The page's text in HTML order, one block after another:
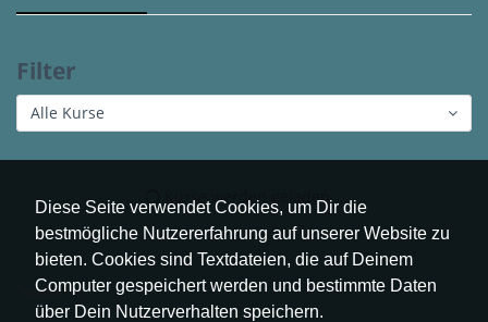
Diese Seite verwendet Cookies, um Dir die
bestmögliche Nutzererfahrung auf unserer Website zu
bieten. Cookies sind Textdateien, die auf Deinem
Computer gespeichert werden und bestimmte Daten
über Dein Nutzerverhalten speichern.
Filter
Alle Kurse
Kurse werden geladen...
steuerfrei